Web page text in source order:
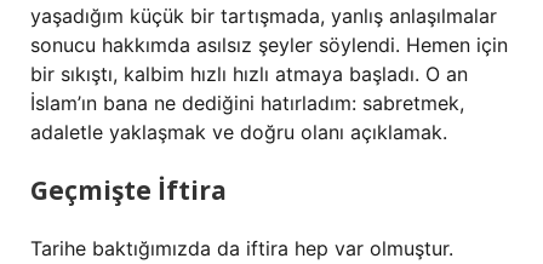
yaşadığım küçük bir tartışmada, yanlış anlaşılmalar
sonucu hakkımda asılsız şeyler söylendi. Hemen için
bir sıkıştı, kalbim hızlı hızlı atmaya başladı. O an
İslam’ın bana ne dediğini hatırladım: sabretmek,
adaletle yaklaşmak ve doğru olanı açıklamak.
Geçmişte İftira
Tarihe baktığımızda da iftira hep var olmuştur.